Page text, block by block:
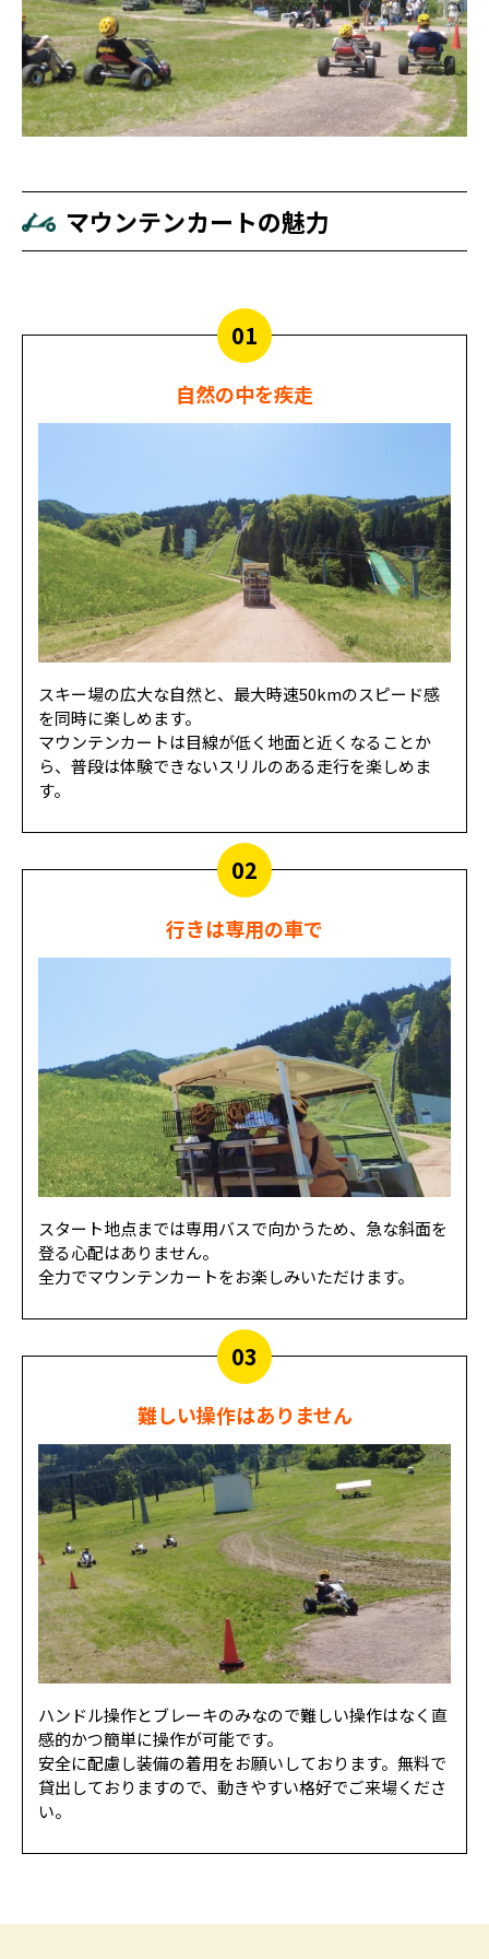
マウンテンカートの魅力
01
自然の中を疾走
スキー場の広大な自然と、最大時速50kmのスピード感
を同時に楽しめます。
マウンテンカートは目線が低く地面と近くなることか
ら、普段は体験できないスリルのある走行を楽しめま
す。
02
行きは専用の車で
スタート地点までは専用バスで向かうため、急な斜面を
登る心配はありません。
全力でマウンテンカートをお楽しみいただけます。
03
難しい操作はありません
ハンドル操作とブレーキのみなので難しい操作はなく直
感的かつ簡単に操作が可能です。
安全に配慮し装備の着用をお願いしております。無料で
貸出しておりますので、動きやすい格好でご来場くださ
い。